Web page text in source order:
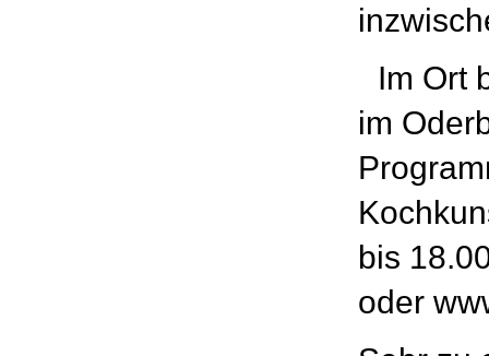
Im Ort
im
bis
oder